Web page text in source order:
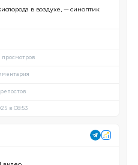
в воздухе, — синоптик
просмотров
в 08:53